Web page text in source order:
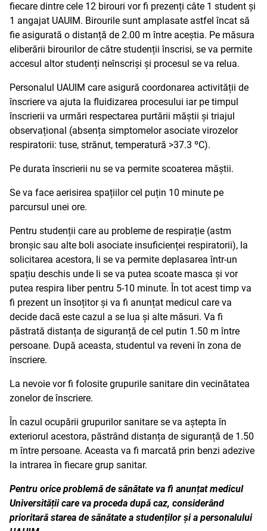
fiecare dintre cele 12 birouri vor fi prezenți câte 1 student și
1 angajat UAUIM. Birourile sunt amplasate astfel încat să
fie asigurată o distanță de 2.00 m între aceștia. Pe măsura
eliberării birourilor de către studenții înscrisi, se va permite
accesul altor studenți neînscriși și procesul se va relua.
Personalul UAUIM care asigură coordonarea activității de
înscriere va ajuta la fluidizarea procesului iar pe timpul
înscrierii va urmări respectarea purtării măștii și triajul
observațional (absența simptomelor asociate virozelor
respiratorii: tuse, strănut, temperatură >37.3 ºC).
Pe durata înscrierii nu se va permite scoaterea măștii.
Se va face aerisirea spațiilor cel puțin 10 minute pe
parcursul unei ore.
Pentru studenții care au probleme de respirație (astm
bronșic sau alte boli asociate insuficienței respiratorii), la
solicitarea acestora, li se va permite deplasarea într-un
spațiu deschis unde li se va putea scoate masca și vor
putea respira liber pentru 5-10 minute. În tot acest timp va
fi prezent un însoțitor și va fi anunțat medicul care va
decide dacă este cazul a se lua și alte măsuri. Va fi
păstrată distanța de siguranță de cel putin 1.50 m între
persoane. După aceasta, studentul va reveni în zona de
înscriere.
La nevoie vor fi folosite grupurile sanitare din vecinătatea
zonelor de înscriere.
În cazul ocupării grupurilor sanitare se va aștepta în
exteriorul acestora, păstrând distanța de siguranță de 1.50
m între persoane. Aceasta va fi marcată prin benzi adezive
la intrarea în fiecare grup sanitar.
Pentru orice problemă de sănătate va fi anunțat medicul
Universității care va proceda după caz, considerând
prioritară starea de sănătate a studenților și a personalului